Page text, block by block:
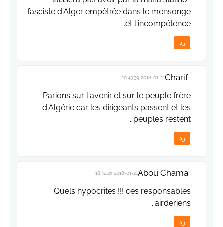
fasciste d'Alger empêtrée dans le mensonge
et l'incompétence.
رد
Charif
2018-01-21 20:43:39
Parions sur l'avenir et sur le peuple frère
d'Algérie car les dirigeants passent et les
peuples restent .
رد
Abou Chama
2018-01-21 18:42:20
Quels hypocrites !!! ces responsables
airderiens...
رد